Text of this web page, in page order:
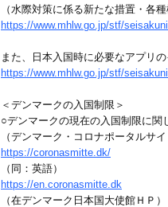
（水際対策に係る新たな措置・各
https://www.mhlw.go.jp/stf/
また、日本入国時に必要なアプリ
https://www.mhlw.go.jp/stf/
＜デンマークの入国制限＞
○デンマークの現在の入国制限に関
（デンマーク・コロナポータルサ
https://coronasmitte.dk/
（同：英語）
https://en.coronasmitte.dk
（在デンマーク日本国大使館ＨＰ）